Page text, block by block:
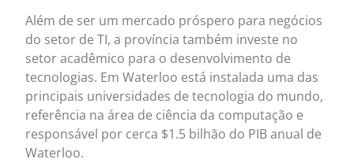
Além de ser um mercado próspero para negócios
do setor de TI, a província também investe no
setor acadêmico para o desenvolvimento de
tecnologias. Em Waterloo está instalada uma das
principais universidades de tecnologia do mundo,
referência na área de ciência da computação e
responsável por cerca $1.5 bilhão do PIB anual de
Waterloo.